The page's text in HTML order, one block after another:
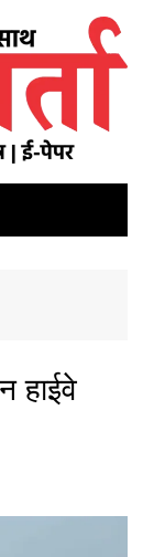
हाईवे